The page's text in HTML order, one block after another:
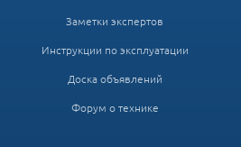
Заметки экспертов
Инструкции по эксплуатации
Доска объявлений
Форум о технике